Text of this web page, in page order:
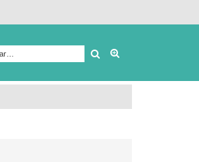
Buscar